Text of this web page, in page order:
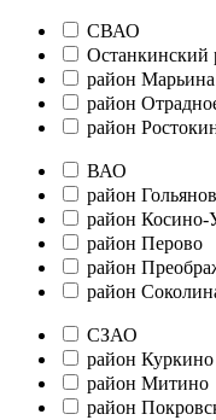
СВАО
Останкинский
район
район
район
ВАО
район
район Косино-
район Перово
район
район
СЗАО
район Куркино
район Митино
район